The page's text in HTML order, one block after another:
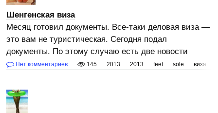
Шенгенская виза
Месяц готовил документы. Все-таки деловая виза —
это вам не туристическая. Сегодня подал
документы. По этому случаю есть две новости
Нет комментариев 145 2013 2013 feet sole виза